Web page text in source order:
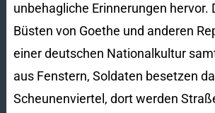
unbehagliche Erinnerungen hervor.
Büsten von Goethe und anderen
einer deutschen Nationalkultur
aus Fenstern, Soldaten besetzen
Scheunenviertel, dort werden